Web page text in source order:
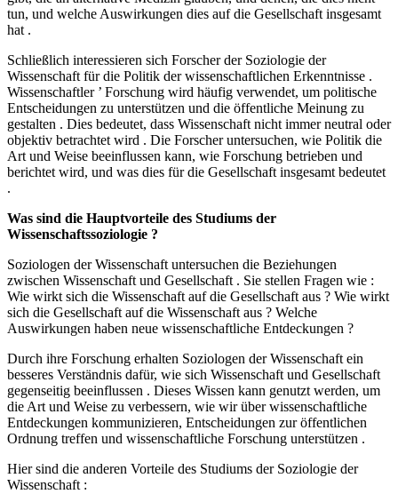
tun, und welche Auswirkungen dies auf die Gesellschaft insgesamt
hat .
Schließlich interessieren sich Forscher der Soziologie der
Wissenschaft für die Politik der wissenschaftlichen Erkenntnisse .
Wissenschaftler ’ Forschung wird häufig verwendet, um politische
Entscheidungen zu unterstützen und die öffentliche Meinung zu
gestalten . Dies bedeutet, dass Wissenschaft nicht immer neutral oder
objektiv betrachtet wird . Die Forscher untersuchen, wie Politik die
Art und Weise beeinflussen kann, wie Forschung betrieben und
berichtet wird, und was dies für die Gesellschaft insgesamt bedeutet
.
Was sind die Hauptvorteile des Studiums der
Wissenschaftssoziologie ?
Soziologen der Wissenschaft untersuchen die Beziehungen
zwischen Wissenschaft und Gesellschaft . Sie stellen Fragen wie :
Wie wirkt sich die Wissenschaft auf die Gesellschaft aus ? Wie wirkt
sich die Gesellschaft auf die Wissenschaft aus ? Welche
Auswirkungen haben neue wissenschaftliche Entdeckungen ?
Durch ihre Forschung erhalten Soziologen der Wissenschaft ein
besseres Verständnis dafür, wie sich Wissenschaft und Gesellschaft
gegenseitig beeinflussen . Dieses Wissen kann genutzt werden, um
die Art und Weise zu verbessern, wie wir über wissenschaftliche
Entdeckungen kommunizieren, Entscheidungen zur öffentlichen
Ordnung treffen und wissenschaftliche Forschung unterstützen .
Hier sind die anderen Vorteile des Studiums der Soziologie der
Wissenschaft :